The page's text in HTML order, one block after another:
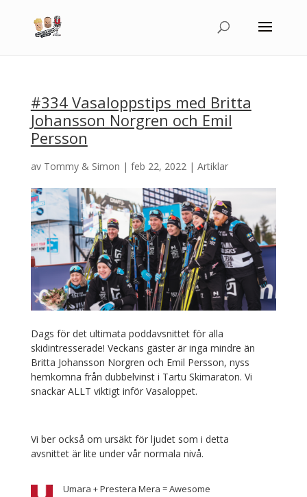
#334 Vasaloppstips med Britta
Johansson Norgren och Emil
Persson
av Tommy & Simon | feb 22, 2022| Artiklar
Dags för det ultimata poddavsnittet för alla
skidintresserade! Veckans gäster är inga mindre än
Britta Johansson Norgren och Emil Persson, nyss
hemkomna från dubbelvinst i Tartu Skimaraton. Vi
snackar ALLT viktigt inför Vasaloppet.
Vi ber också om ursäkt för ljudet som i detta
avsnittet är lite under vår normala nivå.
Umara + Prestera Mera = Awesome